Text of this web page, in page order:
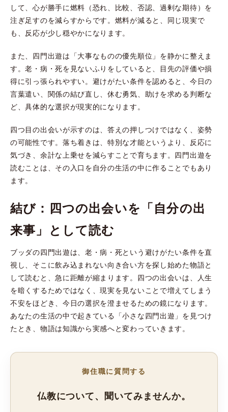
して、心が勝手に燃料（恐れ、比較、否認、過剰な期待）を
注ぎ足すのを減らすからです。燃料が減ると、同じ現実で
も、反応が少し穏やかになります。
また、四門出遊は「大事なものの優先順位」を静かに整えま
す。老・病・死を見ないふりをしていると、目先の評価や損
得に引っ張られやすい。避けがたい条件を認めると、今日の
言葉遣い、関係の結び直し、休む勇気、助けを求める判断な
ど、具体的な選択が現実的になります。
四つ目の出会いが示すのは、答えの押しつけではなく、姿勢
の可能性です。落ち着きは、特別な才能というより、反応に
気づき、余計な上乗せを減らすことで育ちます。四門出遊を
読むことは、その入口を自分の生活の中に作ることでもあり
ます。
結び：四つの出会いを「自分の出
来事」として読む
ブッダの四門出遊は、老・病・死という避けがたい条件を直
視し、そこに飲み込まれない向き合い方を探し始めた物語と
して読むと、急に距離が縮まります。四つの出会いは、人生
を暗くするためではなく、現実を見ないことで増えてしまう
不安をほどき、今日の選択を澄ませるための鏡になります。
あなたの生活の中で起きている「小さな四門出遊」を見つけ
たとき、物語は知識から実感へと変わっていきます。
御住職に質問する
仏教について、聞いてみませんか。